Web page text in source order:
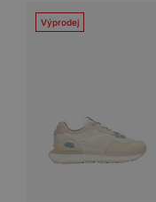
Výprodej